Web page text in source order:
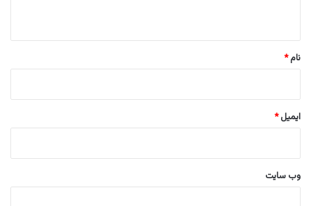
نام*
ایمیل*
وب‌ سایت